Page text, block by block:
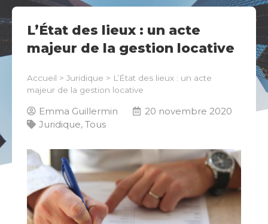
L’État des lieux : un acte
majeur de la gestion locative
Accueil > Juridique > L’État des lieux : un acte
majeur de la gestion locative
Emma Guillermin
20 novembre 2020
Juridique, Tous